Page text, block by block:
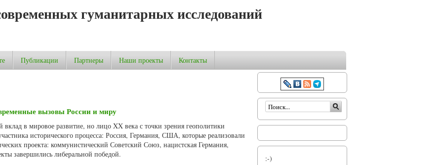
гуманитарных исследований
Публикации Партнеры Наши проекты Контакты
вызовы России и миру
в мировое развитие, но лицо XX века с точки зрения геополитики
исторического процесса: Россия, Германия, США, которые реализовали
проекта: коммунистический Советский Союз, нацистская Германия,
завершились либеральной победой.
Форма поиска
:-)